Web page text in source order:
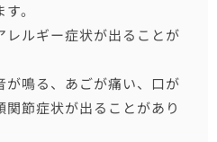
。
レルギー症状が出ることが
が鳴る、あごが痛い、口が
節症状が出ることがあり